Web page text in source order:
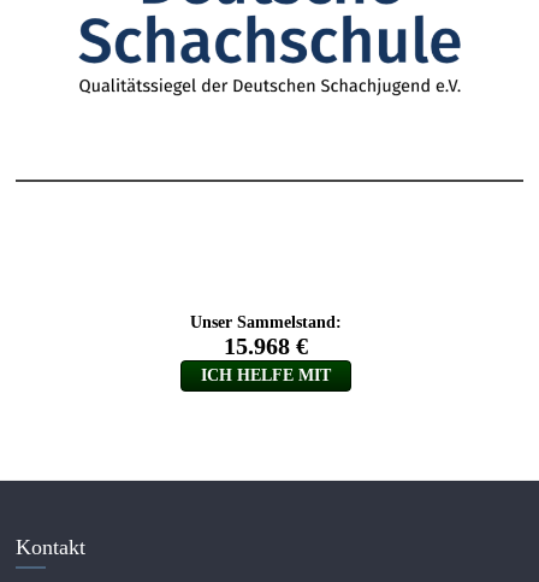
Kontakt